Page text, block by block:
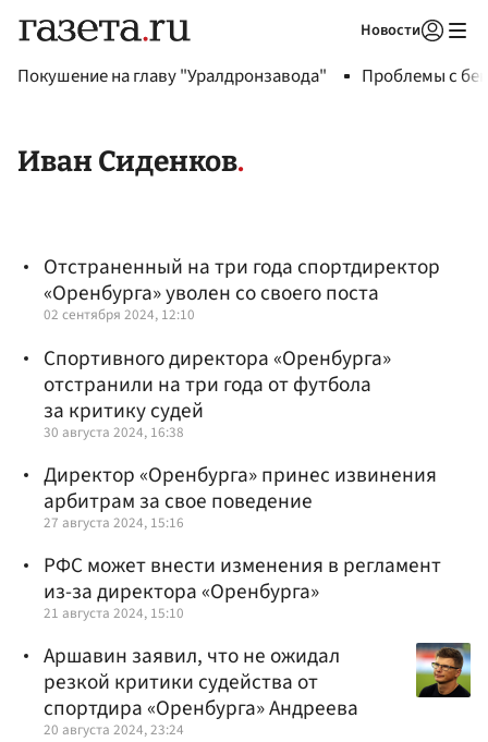
Новости
Покушение на главу "Уралдронзавода" Проблемы с
Иван Сиденков
Отстраненный на три года спортдиректор
«Оренбурга» уволен со своего поста
02 сентября 2024, 12:10
Спортивного директора «Оренбурга»
отстранили на три года от футбола
за критику судей
30 августа 2024, 16:38
Директор «Оренбурга» принес извинения
арбитрам за свое поведение
27 августа 2024, 15:16
РФС может внести изменения в регламент
из-за директора «Оренбурга»
21 августа 2024, 15:10
Аршавин заявил, что не ожидал
резкой критики судейства от
спортдира «Оренбурга» Андреева
20 августа 2024, 23:24